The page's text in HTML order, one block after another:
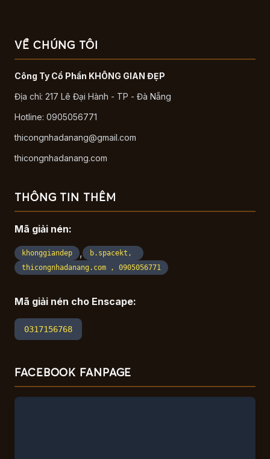
VỀ CHÚNG TÔI
Công Ty Cổ Phần KHÔNG GIAN ĐẸP
Địa chỉ: 217 Lê Đại Hành - TP - Đà Nẵng
Hotline: 0905056771
thicongnhadanang@gmail.com
thicongnhadanang.com
THÔNG TIN THÊM
Mã giải nén:
khonggiandep ,
b.spacekt,
thicongnhadanang.com , 0905056771
Mã giải nén cho Enscape:
0317156768
FACEBOOK FANPAGE